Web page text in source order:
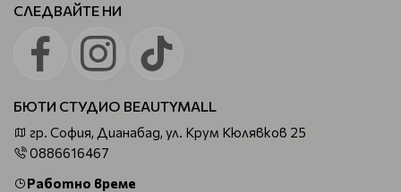
СЛЕДВАЙТЕ НИ
БЮТИ СТУДИО BEAUTYMALL
гр. София, Дианабад, ул. Крум Кюлявков 25
0886616467
Работно време